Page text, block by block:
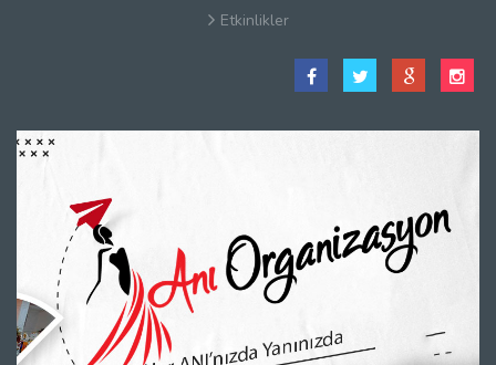
Etkinlikler
Satış Sözleşmesi
Hakkımızda
İletişim